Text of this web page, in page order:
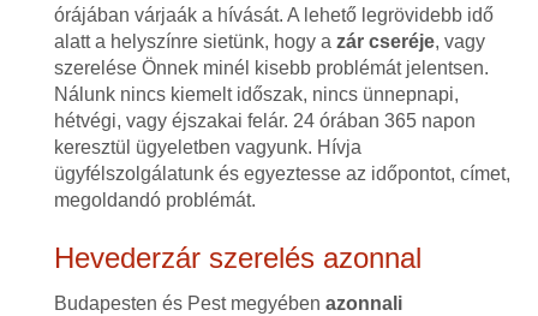
órájában várjaák a hívását. A lehető legrövidebb idő
alatt a helyszínre sietünk, hogy a zár cseréje, vagy
szerelése Önnek minél kisebb problémát jelentsen.
Nálunk nincs kiemelt időszak, nincs ünnepnapi,
hétvégi, vagy éjszakai felár. 24 órában 365 napon
keresztül ügyeletben vagyunk. Hívja
ügyfélszolgálatunk és egyeztesse az időpontot, címet,
megoldandó problémát.
Hevederzár szerelés azonnal
Budapesten és Pest megyében azonnali